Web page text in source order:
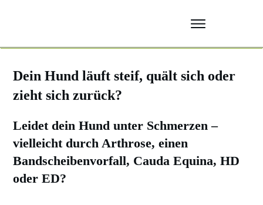
Dein Hund läuft steif, quält sich oder
zieht sich zurück?
Leidet dein Hund unter Schmerzen –
vielleicht durch Arthrose, einen
Bandscheibenvorfall, Cauda Equina, HD
oder ED?